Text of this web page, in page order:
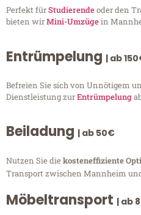
Perfekt fürStudierendeoder den
bieten wirMini-Umzügein
Entrümpelung | ab
Befreien Sie sich von Unnötigem
Dienstleistung zurEntrümpelung
Beiladung | ab 50€
Nutzen Sie diekosteneffiziente
Transport zwischen Mannheim
Möbeltransport | ab